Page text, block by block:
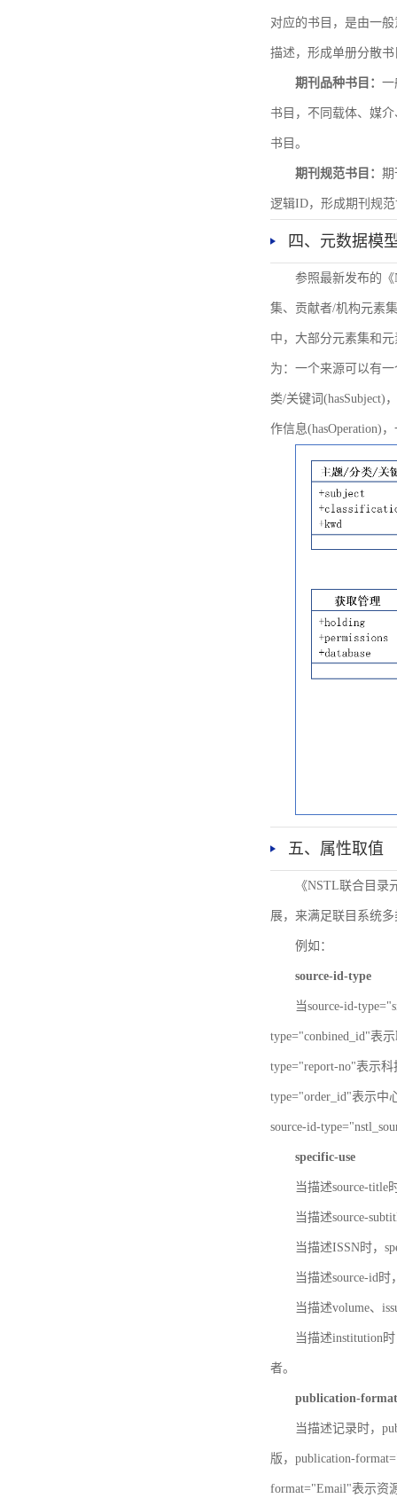
对应的书目，是由一
描述，形成单册分散
期刊品种书目： 一
书目，不同载体、媒
书目。
期刊规范书目： 期
逻辑ID，形成期刊规
四、元数据模
参照最新发布的
集、贡献者/机构元素
中，大部分元素集和
为：一个来源可以有
类/关键词(hasSubject)
作信息(hasOperation)
五、属性取值
《NSTL联合目
展，来满足联目系统
例如：
source-id-type
当source-id-
type="conbined_id"表
type="report-no"表示
type="order_id"表示中
source-id-
specific-use
当描述source-title
当描述source-
当描述ISSN时，
当描述source-id
当描述volume、
当描述institution
者。
publication-format
当描述记录时，
版，publication-
format="Email"表示资